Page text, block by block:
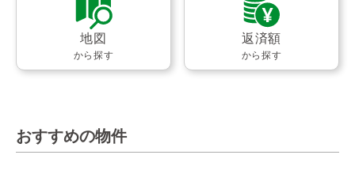
地図
から探す
返済額
から探す
おすすめの物件